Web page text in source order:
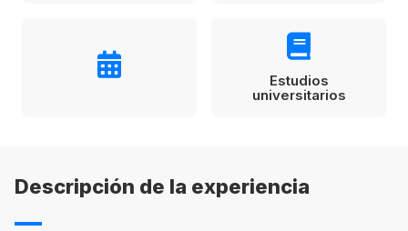
Australia permitirá la entrada de
estudiantes y trabajadores cualificados
vacunados contra el Covid-19
Ecuador
Estudia Inglés frente al Mediterráneo
Estudios
universitarios
Descripción de la experiencia